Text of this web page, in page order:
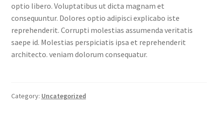
optio libero. Voluptatibus ut dicta magnam et
consequuntur. Dolores optio adipisci explicabo iste
reprehenderit. Corrupti molestias assumenda veritatis
saepe id. Molestias perspiciatis ipsa et reprehenderit
architecto. veniam dolorum consequatur.
Category: Uncategorized